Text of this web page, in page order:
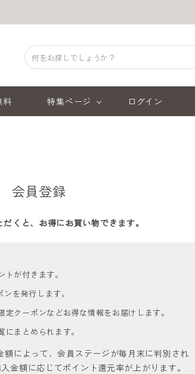
料 特集ページ ログイン
会員登録
くと、お得にお買い物できます。
が付きます。
を発行します。
クーポンなどお得な情報をお届けします。
まとめられます。
額によって、会員ステージが毎月末に判別され
金額に応じてポイント還元率が上がります。